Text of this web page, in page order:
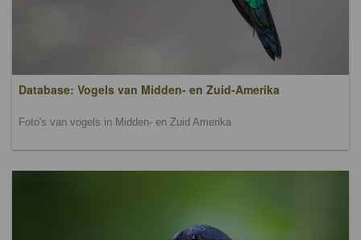
Database: Vogels van Midden- en Zuid-Amerika
Foto's van vogels in Midden- en Zuid Amerika